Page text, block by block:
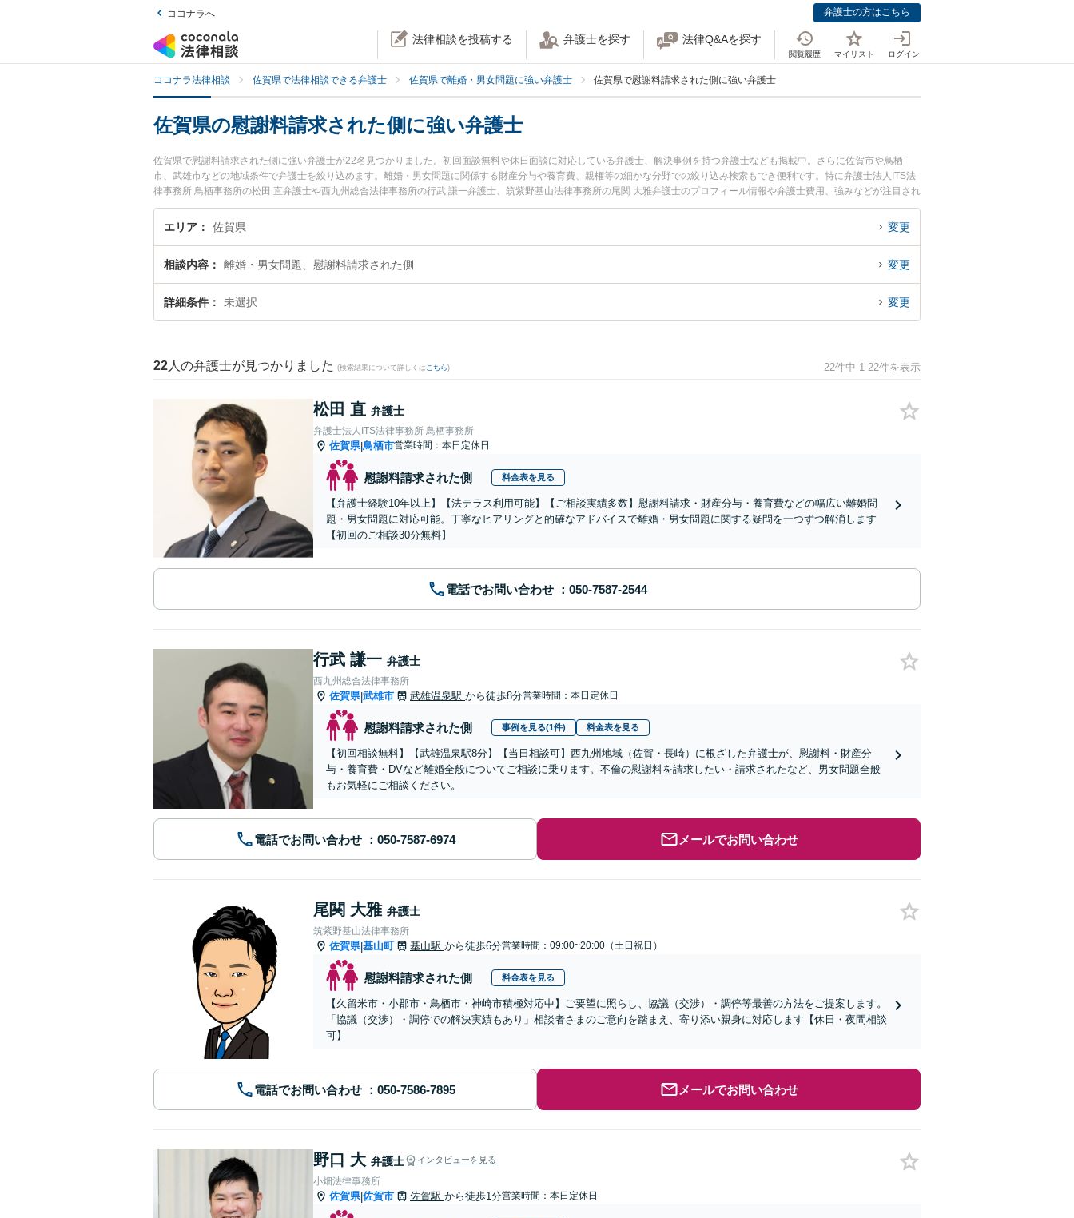
ココナラへ 弁護士の方はこちら
法律相談を投稿する 弁護士を探す 法律Q&Aを探す
閲覧履歴 マイリスト ログイン
ココナラ法律相談 佐賀県で法律相談できる弁護士 佐賀県で離婚・男女問題に強い弁護士 佐賀県で慰謝料請求された側に強い弁護士
佐賀県の慰謝料請求された側に強い弁護士
佐賀県で慰謝料請求された側に強い弁護士が22名見つかりました。初回面談無料や休日面談に対応している弁護士、解決事例を持つ弁護士なども掲載中。さらに佐賀市や鳥栖
市、武雄市などの地域条件で弁護士を絞り込めます。離婚・男女問題に関係する財産分与や養育費、親権等の細かな分野での絞り込み検索もでき便利です。特に弁護士法人ITS法
律事務所 鳥栖事務所の松田 直弁護士や西九州総合法律事務所の行武 謙一弁護士、筑紫野基山法律事務所の尾関 大雅弁護士のプロフィール情報や弁護士費用、強みなどが注目され
ています。『佐賀県で土日や夜間に発生した慰謝料請求された側のトラブルを今すぐに弁護士に相談したい』『慰謝料請求された側のトラブル解決の実績豊富な近くの弁護士を検
索したい』『初回相談無料で慰謝料請求された側を法律相談できる佐賀県内の弁護士に相談予約したい』などでお困りの相談者さんにおすすめです。
エリア 佐賀県 変更
相談内容 離婚・男女問題、慰謝料請求された側 変更
詳細条件 未選択 変更
22 人の弁護士が見つかりました (検索結果について詳しくは こちら) 22件中 1-22件を表示
松田 直 弁護士
弁護士法人ITS法律事務所 鳥栖事務所
佐賀県|鳥栖市営業時間：本日定休日
慰謝料請求された側 料金表を見る
【弁護士経験10年以上】【法テラス利用可能】【ご相談実績多数】慰謝料請求・財産分与・養育費などの幅広い離婚問
題・男女問題に対応可能。丁寧なヒアリングと的確なアドバイスで離婚・男女問題に関する疑問を一つずつ解消します
【初回のご相談30分無料】
電話でお問い合わせ
行武 謙一 弁護士
西九州総合法律事務所
佐賀県|武雄市 武雄温泉駅 から徒歩8分営業時間：本日定休日
慰謝料請求された側 事例を見る(1件) 料金表を見る
【初回相談無料】【武雄温泉駅8分】【当日相談可】西九州地域（佐賀・長崎）に根ざした弁護士が、慰謝料・財産分
与・養育費・DVなど離婚全般についてご相談に乗ります。不倫の慰謝料を請求したい・請求されたなど、男女問題全般
もお気軽にご相談ください。
電話でお問い合わせ メールでお問い合わせ
尾関 大雅 弁護士
筑紫野基山法律事務所
佐賀県|基山町 基山駅 から徒歩6分営業時間：09:00~20:00（土日祝日）
慰謝料請求された側 料金表を見る
【久留米市・小郡市・鳥栖市・神崎市積極対応中】ご要望に照らし、協議（交渉）・調停等最善の方法をご提案します。
「協議（交渉）・調停での解決実績もあり」相談者さまのご意向を踏まえ、寄り添い親身に対応します【休日・夜間相談
可】
電話でお問い合わせ メールでお問い合わせ
野口 大 弁護士 インタビューを見る
小畑法律事務所
佐賀県|佐賀市 佐賀駅 から徒歩1分営業時間：本日定休日